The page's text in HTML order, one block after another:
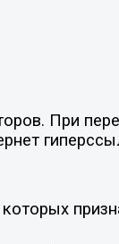
При